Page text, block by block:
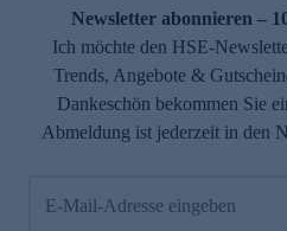
Newsletter abonnieren –
Ich möchte den HSE-
Trends, Angebote &
Dankeschön bekommen Sie
Abmeldung ist jederzeit in den
E-Mail-Adresse eingeben